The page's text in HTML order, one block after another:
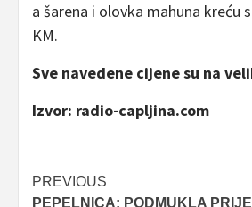
a šarena i olovka mahuna kreću
KM.
Sve navedene cijene su na
Izvor: radio-capljina.com
Post
PREVIOUS
PEPELNICA: PODMUKLA